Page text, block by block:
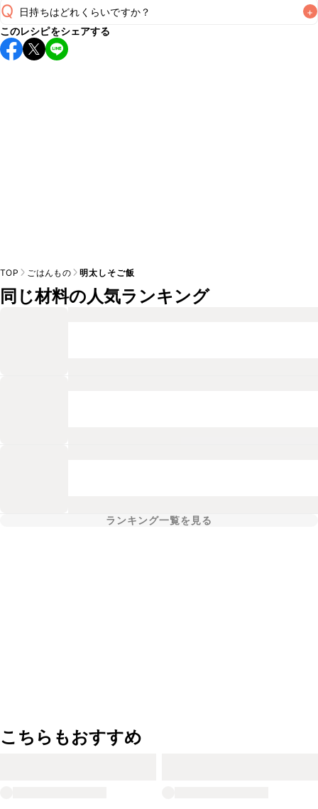
A
Q 日持ちはどれくらいですか？ +
保存期間は冷蔵で当日中が目安です。なるべくお早めにお召
し上がりください。
このレシピをシェアする
TOP ごはんもの 明太しそご飯
同じ材料の人気ランキング
ランキング一覧を見る
こちらもおすすめ